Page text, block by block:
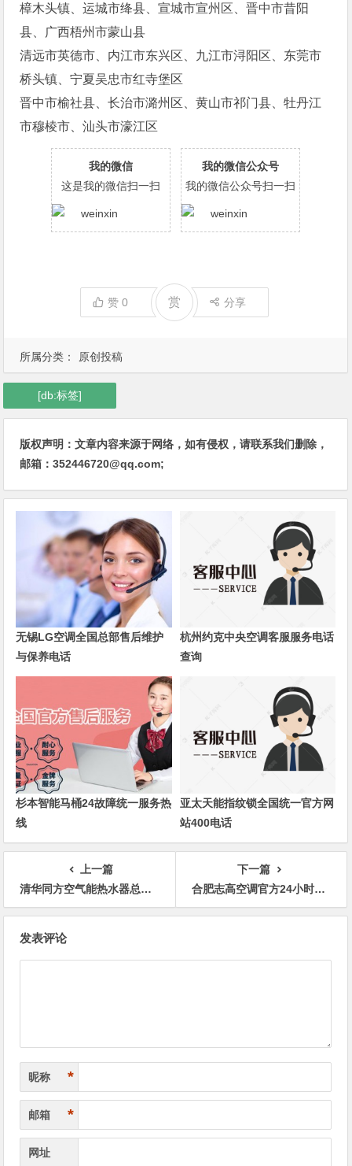
所属分类： 原创投稿
樟木头镇、运城市绛县、宣城市宣州区、晋中市昔阳
县、广西梧州市蒙山县
清远市英德市、内江市东兴区、九江市浔阳区、东莞市
桥头镇、宁夏吴忠市红寺堡区
晋中市榆社县、长治市潞州区、黄山市祁门县、牡丹江
市穆棱市、汕头市濠江区
我的微信
这是我的微信扫一扫
我的微信公众号
我的微信公众号扫一扫
赞0 赏 分享
[db:标签]
版权声明：文章内容来源于网络，如有侵权，请联系我们删除，
邮箱：352446720@qq.com;
无锡LG空调全国总部售后维护
与保养电话
杭州约克中央空调客服服务电话
查询
杉本智能马桶24故障统一服务热
线
亚太天能指纹锁全国统一官方网
站400电话
上一篇
清华同方空气能热水器总部400售后维修电话热线
下一篇
合肥志高空调官方24小时人工热线
发表评论
昵称 *
邮箱 *
网址